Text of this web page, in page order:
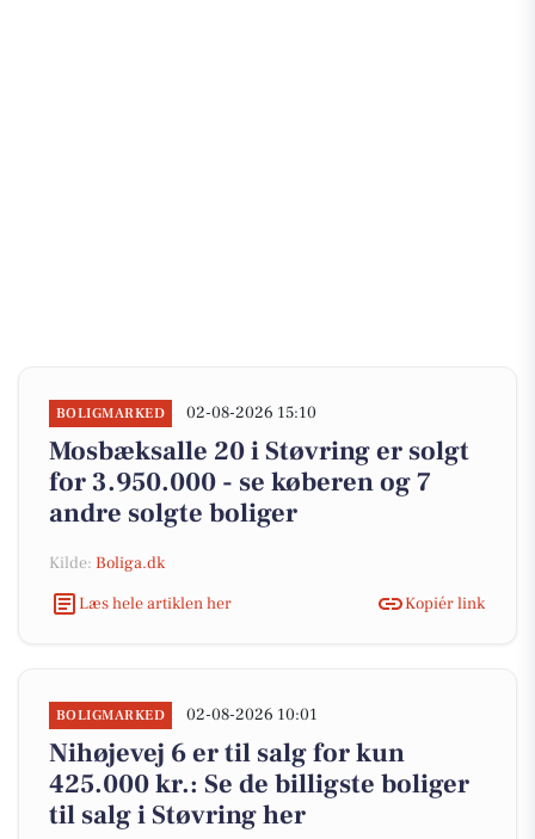
BOLIGMARKED 02-08-2026 15:10
Mosbæksalle 20 i Støvring er solgt
for 3.950.000 - se køberen og 7
andre solgte boliger
Kilde: Boliga.dk
Læs hele artiklen her
Kopiér link
BOLIGMARKED 02-08-2026 10:01
Nihøjevej 6 er til salg for kun
425.000 kr.: Se de billigste boliger
til salg i Støvring her